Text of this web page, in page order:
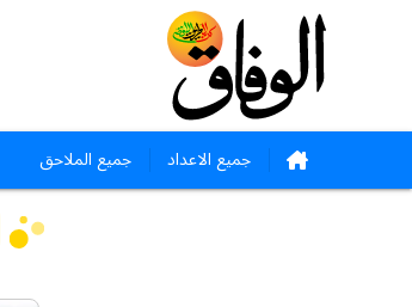
جميع الاعداد جميع الملاحق